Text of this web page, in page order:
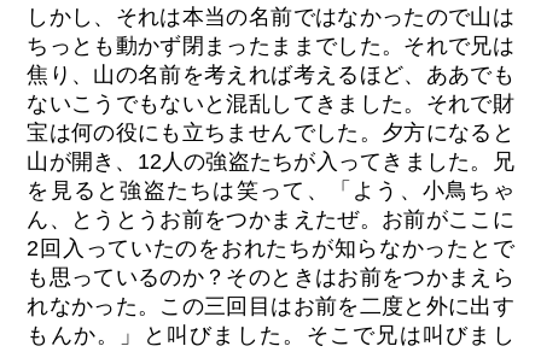
しかし、それは本当の名前ではなかったので山は
ちっとも動かず閉まったままでした。それで兄は
焦り、山の名前を考えれば考えるほど、ああでも
ないこうでもないと混乱してきました。それで財
宝は何の役にも立ちませんでした。夕方になると
山が開き、12人の強盗たちが入ってきました。兄
を見ると強盗たちは笑って、「よう、小鳥ちゃ
ん、とうとうお前をつかまえたぜ。お前がここに
2回入っていたのをおれたちが知らなかったとで
も思っているのか？そのときはお前をつかまえら
れなかった。この三回目はお前を二度と外に出す
もんか。」と叫びました。そこで兄は叫びまし